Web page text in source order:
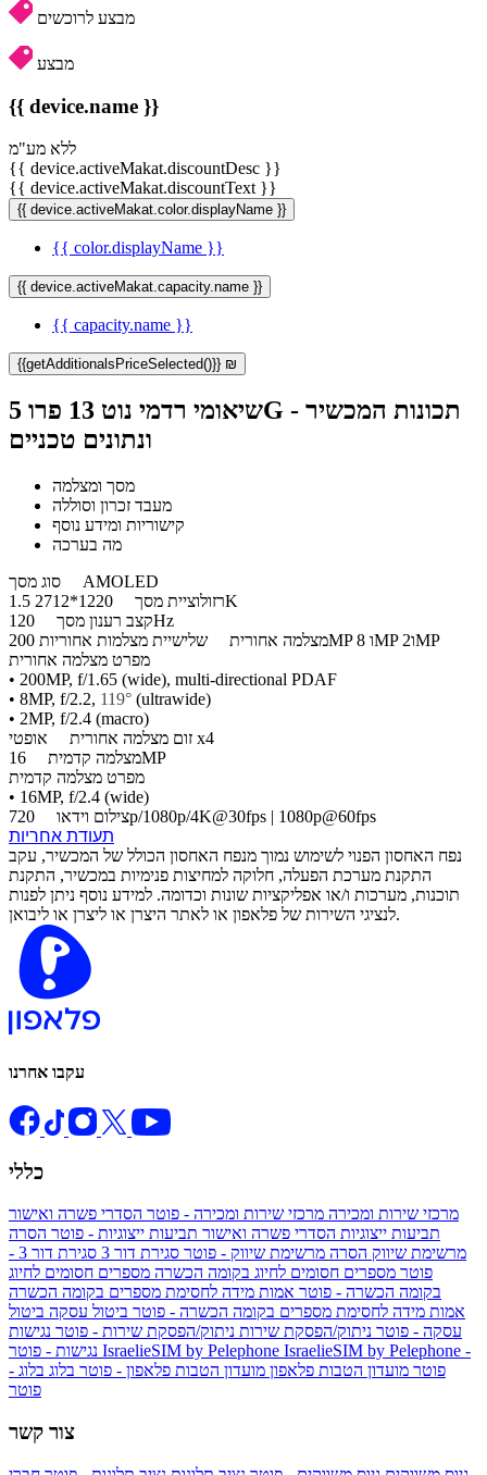
מבצע לרוכשים
מבצע
{{ device.name }}
ללא מע"מ
{{ device.activeMakat.discountDesc }}
{{ device.activeMakat.discountText }}
{{ device.activeMakat.color.displayName }}
{{ color.displayName }}
{{ device.activeMakat.capacity.name }}
{{ capacity.name }}
{{getAdditionalsPriceSelected()}} ₪
שיאומי רדמי נוט 13 פרו 5G - תכונות המכשיר
ונתונים טכניים
מסך ומצלמה
מעבד זכרון וסוללה
קישוריות ומידע נוסף
מה בערכה
סוג מסך AMOLED
רזולוציית מסך1220*2712 1.5K
קצב רענון מסך120Hz
מצלמה אחורית
שלישיית מצלמות אחוריות 200MP ו 8MP ו2MP
מפרט מצלמה אחורית
• 200MP, f/1.65 (wide), multi-directional PDAF
• 8MP, f/2.2, 119° (ultrawide)
• 2MP, f/2.4 (macro)
זום מצלמה אחורית אופטי x4
מצלמה קדמית16MP
מפרט מצלמה קדמית
• 16MP, f/2.4 (wide)
צילום וידאו720p/1080p/4K@30fps | 1080p@60fps
תעודת אחריות
נפח האחסון הפנוי לשימוש נמוך מנפח האחסון הכולל של המכשיר, עקב
התקנת מערכת הפעלה, חלוקה למחיצות פנימיות במכשיר, התקנת
תוכנות, מערכות ו/או אפליקציות שונות וכדומה. למידע נוסף ניתן לפנות
לנציגי השירות של פלאפון או לאתר היצרן או ליצרן או ליבואן.
עקבו אחרנו
כללי
מרכזי שירות ומכירה מרכזי שירות ומכירה - פוטר הסדרי פשרה ואישור
תביעות ייצוגיות הסדרי פשרה ואישור תביעות ייצוגיות - פוטר הסרה
מרשימת שיווק הסרה מרשימת שיווק - פוטר סגירת דור 3
סגירת דור 3 -
פוטר מספרים חסומים לחיוג בקומה הכשרה מספרים חסומים לחיוג
בקומה הכשרה - פוטר אמות מידה לחסימת מספרים בקומה הכשרה
אמות מידה לחסימת מספרים בקומה הכשרה - פוטר ביטול עסקה ביטול
עסקה - פוטר ניתוק/הפסקת שירות ניתוק/הפסקת שירות - פוטר נגישות
IsraelieSIM by Pelephone IsraelieSIM by Pelephone -
פוטר מועדון הטבות פלאפון מועדון הטבות פלאפון - פוטר בלוג בלוג -
פוטר
צור קשר